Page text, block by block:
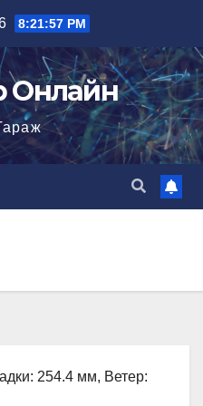
8:21:58 PM
Онлайн
254.4 мм, Ветер: